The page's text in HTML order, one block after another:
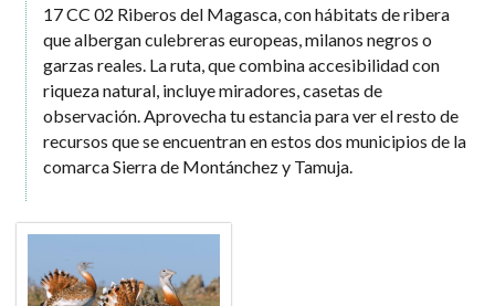
17 CC 02 Riberos del Magasca, con hábitats de ribera
que albergan culebreras europeas, milanos negros o
garzas reales. La ruta, que combina accesibilidad con
riqueza natural, incluye miradores, casetas de
observación. Aprovecha tu estancia para ver el resto de
recursos que se encuentran en estos dos municipios de la
comarca Sierra de Montánchez y Tamuja.